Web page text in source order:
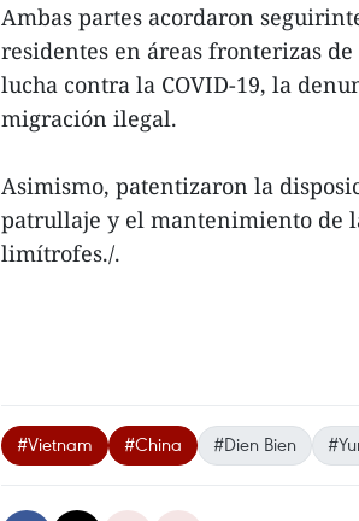
Ambas partes acordaron
residentes en áreas fronterizas
lucha contra la COVID-19, la
migración ilegal.
Asimismo, patentizaron la
patrullaje y el mantenimiento de
limítrofes./.
#Vietnam #China #Dien Bien